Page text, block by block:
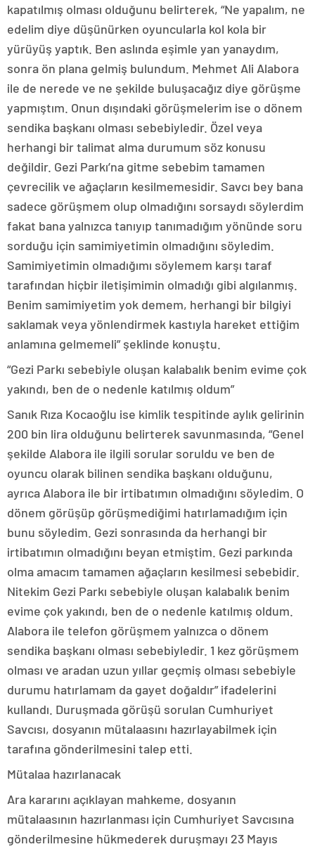
kapatılmış olması olduğunu belirterek, “Ne yapalım, ne
edelim diye düşünürken oyuncularla kol kola bir
yürüyüş yaptık. Ben aslında eşimle yan yanaydım,
sonra ön plana gelmiş bulundum. Mehmet Ali Alabora
ile de nerede ve ne şekilde buluşacağız diye görüşme
yapmıştım. Onun dışındaki görüşmelerim ise o dönem
sendika başkanı olması sebebiyledir. Özel veya
herhangi bir talimat alma durumum söz konusu
değildir. Gezi Parkı’na gitme sebebim tamamen
çevrecilik ve ağaçların kesilmemesidir. Savcı bey bana
sadece görüşmem olup olmadığını sorsaydı söylerdim
fakat bana yalnızca tanıyıp tanımadığım yönünde soru
sorduğu için samimiyetimin olmadığını söyledim.
Samimiyetimin olmadığımı söylemem karşı taraf
tarafından hiçbir iletişimimin olmadığı gibi algılanmış.
Benim samimiyetim yok demem, herhangi bir bilgiyi
saklamak veya yönlendirmek kastıyla hareket ettiğim
anlamına gelmemeli” şeklinde konuştu.
“Gezi Parkı sebebiyle oluşan kalabalık benim evime çok
yakındı, ben de o nedenle katılmış oldum”
Sanık Rıza Kocaoğlu ise kimlik tespitinde aylık gelirinin
200 bin lira olduğunu belirterek savunmasında, “Genel
şekilde Alabora ile ilgili sorular soruldu ve ben de
oyuncu olarak bilinen sendika başkanı olduğunu,
ayrıca Alabora ile bir irtibatımın olmadığını söyledim. O
dönem görüşüp görüşmediğimi hatırlamadığım için
bunu söyledim. Gezi sonrasında da herhangi bir
irtibatımın olmadığını beyan etmiştim. Gezi parkında
olma amacım tamamen ağaçların kesilmesi sebebidir.
Nitekim Gezi Parkı sebebiyle oluşan kalabalık benim
evime çok yakındı, ben de o nedenle katılmış oldum.
Alabora ile telefon görüşmem yalnızca o dönem
sendika başkanı olması sebebiyledir. 1 kez görüşmem
olması ve aradan uzun yıllar geçmiş olması sebebiyle
durumu hatırlamam da gayet doğaldır” ifadelerini
kullandı. Duruşmada görüşü sorulan Cumhuriyet
Savcısı, dosyanın mütalaasını hazırlayabilmek için
tarafına gönderilmesini talep etti.
Mütalaa hazırlanacak
Ara kararını açıklayan mahkeme, dosyanın
mütalaasının hazırlanması için Cumhuriyet Savcısına
gönderilmesine hükmederek duruşmayı 23 Mayıs